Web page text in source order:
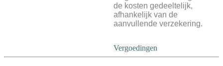
de kosten gedeeltelijk,
afhankelijk van de
aanvullende verzekering.
Vergoedingen